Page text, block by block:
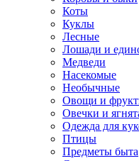
Коты
Куклы
Лесные
Лошади и
Медведи
Насекомые
Необычные
Овощи и
Овечки и
Одежда для
Птицы
Предметы быта